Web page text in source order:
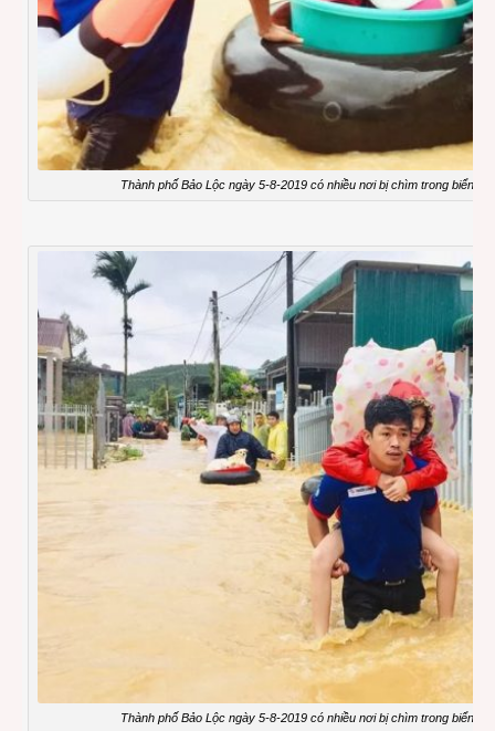
Thành phố Bảo Lộc ngày 5-8-2019 có nhiều nơi bị chìm trong biển
Thành phố Bảo Lộc ngày 5-8-2019 có nhiều nơi bị chìm trong biển